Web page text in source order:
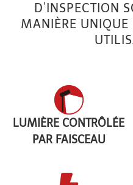
D’INSPECTION
MANIÈRE
LUMIÈRE CONTRÔLÉE
PAR FAISCEAU